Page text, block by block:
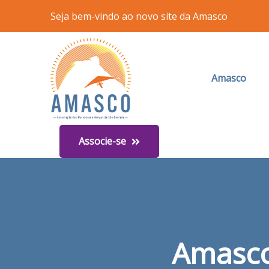
Seja bem-vindo ao novo site da Amasco
Amasco
Associe-se